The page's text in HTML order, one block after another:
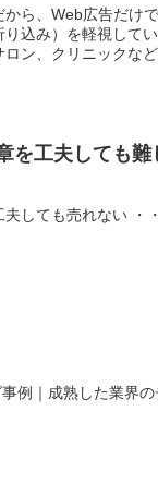
から、Web広告だけ
込み）を軽視して
ロン、クリニックな
を工夫しても
売れない ・・・というこ
例｜成熟した業界